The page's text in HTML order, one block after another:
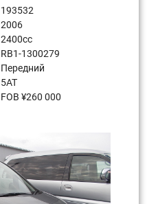
193532
2006
2400сс
RB1-1300279
Передний
5AT
FOB ¥260 000